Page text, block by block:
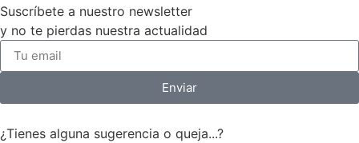
Suscríbete a nuestro newsletter
y no te pierdas nuestra actualidad
Enviar
¿Tienes alguna sugerencia o queja...?